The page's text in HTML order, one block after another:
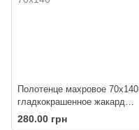
Полотенце махровое 70х140
гладкокрашенное жакард
бордюр Кружево коричневое
280.00 грн